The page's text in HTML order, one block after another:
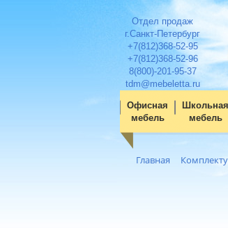
Отдел продаж
г.Санкт-Петербург
+7(812)368-52-95
+7(812)368-52-96
8(800)-201-95-37
tdm@mebeletta.ru
Офисная
мебель
Школьная
мебель
Главная